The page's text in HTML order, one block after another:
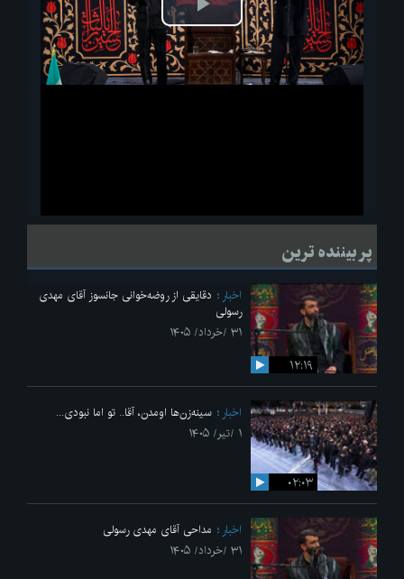
پخش
ویدیو
لحظاتی از قرائت زیارت اربعین امام حسین(ع) در مراسم عزاداری هیئات
پر بیننده ترین
۱۲:۱۹
اخبار
دقایقی از روضه‌خوانی جانسوز آقای مهدی
رسولی
۳۱ /خرداد/ ۱۴۰۵
۰۲:۰۳
اخبار
سینه‌زن‌ها اومدن،‌ آقا.. تو اما نبودی...
۱ /تیر/ ۱۴۰۵
اخبار
مداحی آقای مهدی رسولی
۳۱ /خرداد/ ۱۴۰۵